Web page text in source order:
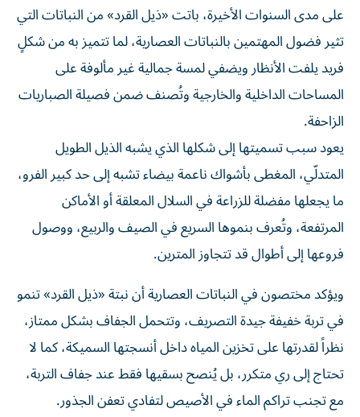
على مدى السنوات الأخيرة، باتت «ذيل القرد» من النباتات التي
تثير فضول المهتمين بالنباتات العصارية، لما تتميز به من شكلٍ
فريد يلفت الأنظار ويضفي لمسة جمالية غير مألوفة على
المساحات الداخلية والخارجية وتُصنف ضمن فصيلة الصباريات
الزاحفة.
يعود سبب تسميتها إلى شكلها الذي يشبه الذيل الطويل
المتدلّي، المغطى بأشواك ناعمة بيضاء تشبه إلى حد كبير الفرو،
ما يجعلها مفضلة للزراعة في السلال المعلقة أو الأماكن
المرتفعة، وتُعرف بنموها السريع في الصيف والربيع، ووصول
فروعها إلى أطوال قد تتجاوز المترين.
ويؤكد مختصون في النباتات العصارية أن نبتة «ذيل القرد» تنمو
في تربة خفيفة جيدة التصريف، وتتحمل الجفاف بشكل ممتاز،
نظراً لقدرتها على تخزين المياه داخل أنسجتها السميكة، كما لا
تحتاج إلى ري متكرر، بل يُنصح بسقيها فقط عند جفاف التربة،
مع تجنب تراكم الماء في الأصيص لتفادي تعفن الجذور.